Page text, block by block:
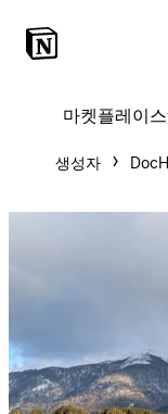
마켓플레이스
생성자